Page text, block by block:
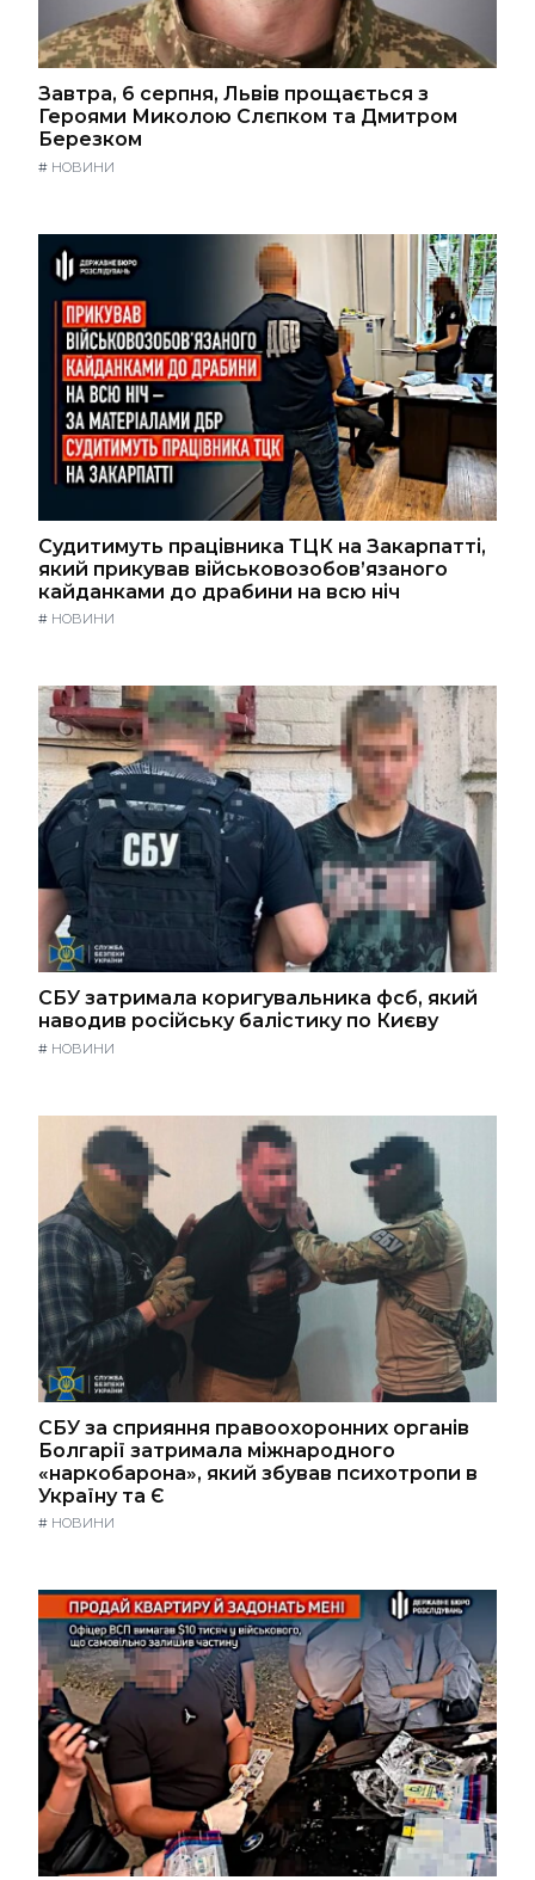
Завтра, 6 серпня, Львів прощається з
Героями Миколою Слєпком та Дмитром
Березком
# НОВИНИ
Судитимуть працівника ТЦК на Закарпатті,
який прикував військовозобов’язаного
кайданками до драбини на всю ніч
# НОВИНИ
СБУ затримала коригувальника фсб, який
наводив російську балістику по Києву
# НОВИНИ
СБУ за сприяння правоохоронних органів
Болгарії затримала міжнародного
«наркобарона», який збував психотропи в
Україну та Є
# НОВИНИ